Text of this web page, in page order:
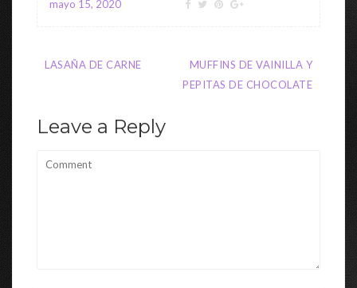
mayo 15, 2020
Navegación
LASAÑA DE CARNE
MUFFINS DE VAINILLA Y
PEPITAS DE CHOCOLATE
Leave a Reply